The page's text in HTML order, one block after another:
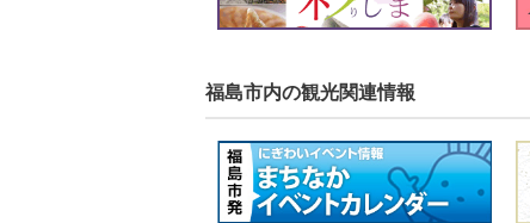
福島市内の観光関連情報